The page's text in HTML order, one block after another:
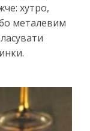
хутро,
металевим